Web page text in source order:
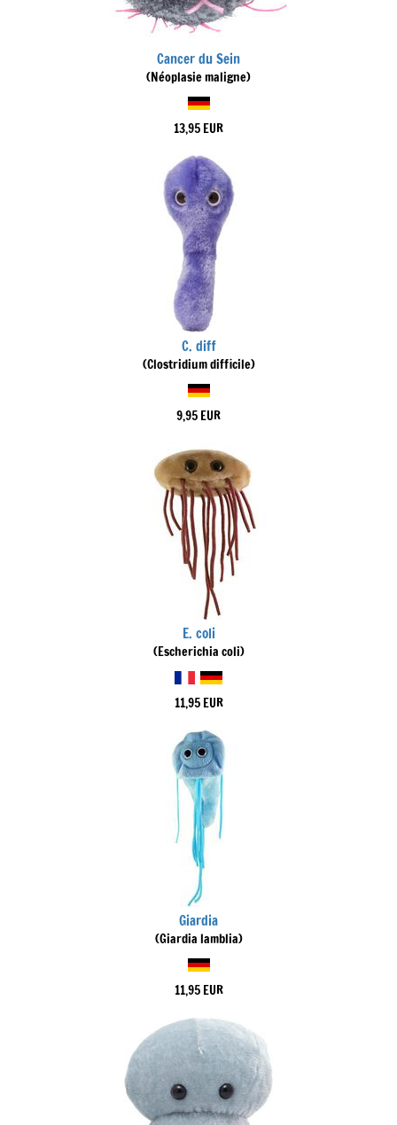
Cancer du Sein
(Néoplasie maligne)
13,95 EUR
C. diff
(Clostridium difficile)
9,95 EUR
E. coli
(Escherichia coli)
11,95 EUR
Giardia
(Giardia lamblia)
11,95 EUR